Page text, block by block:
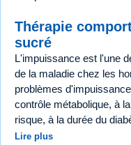
Thérapie
sucré
L'impuissance est l'une
de la maladie chez les
problèmes
contrôle métabolique, à
risque, à la durée du
Lire plus